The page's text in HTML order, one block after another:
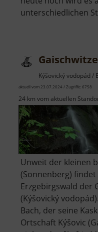
unterschiedlichen
Kýšovický vodopád /
aktuell vom 23.07.2024 / Zugriffe: 6758
24 km vom aktuellen
Unweit der kleinen
(Sonnenberg)
Erzgebirgswald der
(Kýšovický
Bach, der seine
Ortschaft Kýšovic